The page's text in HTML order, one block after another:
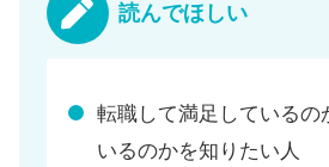
読んでほしい
転職して満足しているの
いるのかを知りたい人